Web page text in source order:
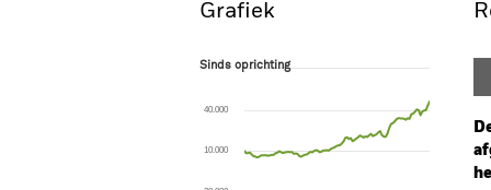
Grafiek
Sinds oprichting
The chart has 1 X axis displaying Time.
The chart has 1 Y axis displaying values.
Sinds oprichting
10.000
40.000